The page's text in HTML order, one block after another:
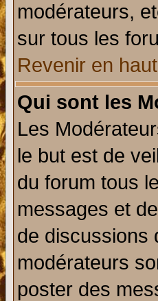
modérateurs,
sur tous les
Revenir en
Qui sont les
Les
le but est de
du forum tous
messages et
de discussions
modérateurs
poster des